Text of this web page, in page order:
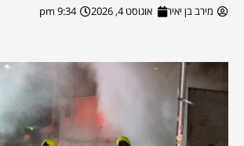
מירב בן יאיר אוגוסט 4, 2026 9:34 pm